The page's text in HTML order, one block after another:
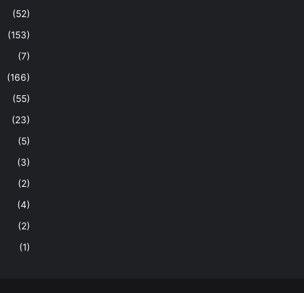
(52)
(153)
(7)
(166)
(55)
(23)
(5)
(3)
(2)
(4)
(2)
(1)